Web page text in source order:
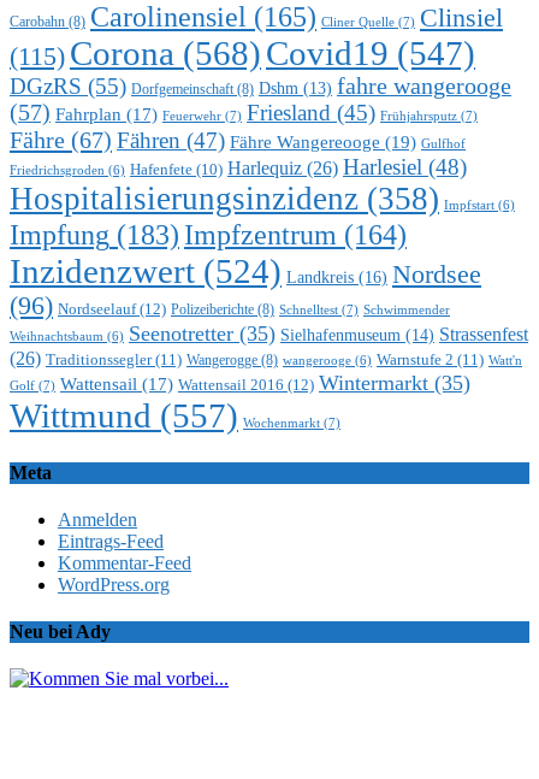
Carobahn (8) Carolinensiel (165) Cliner Quelle (7) Clinsiel
(115) Corona (568)Covid19 (547)
DGzRS (55) Dorfgemeinschaft(8) Dshm (13) fahre wangerooge
(57) Fahrplan (17) Feuerwehr (7) Friesland (45) Frühjahrsputz (7)
Fähre (67) Fähren (47) Fähre Wangereooge (19) Gulfhof
Friedrichsgroden (6) Hafenfete (10) Harlequiz (26) Harlesiel (48)
Hospitalisierungsinzidenz (358) Impfstart (6)
Impfung (183) Impfzentrum (164)
Inzidenzwert (524) Landkreis (16) Nordsee
(96) Nordseelauf(12) Polizeiberichte (8) Schnelltest (7) Schwimmender
Weihnachtsbaum (6) Seenotretter (35) Sielhafenmuseum (14) Strassenfest
(26) Traditionssegler(11) Wangerogge (8) wangerooge (6) Warnstufe 2 (11) Watt'n
Golf (7) Wattensail (17) Wattensail 2016 (12) Wintermarkt (35)
Wittmund (557) Wochenmarkt (7)
Meta
Anmelden
Eintrags-Feed
Kommentar-Feed
WordPress.org
Neu bei Ady